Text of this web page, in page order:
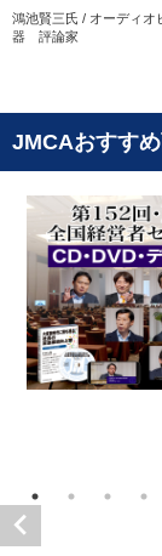
鴻池賢三氏 / オーディオ
器 評論家
JMCAおすす